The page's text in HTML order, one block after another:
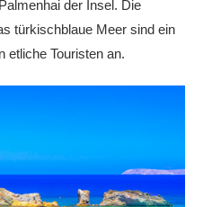
der Insel. Die
türkischblaue Meer sind ein
etliche Touristen an.